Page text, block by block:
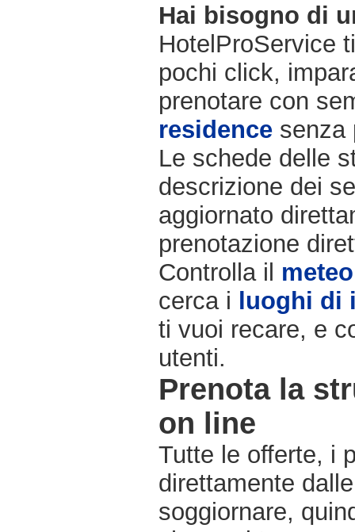
Hai bisogno di
HotelProService
pochi click,
prenotare con
residence senza
Le schede delle
descrizione dei
aggiornato
prenotazione
Controlla il meteo
cerca i luoghi di
ti vuoi recare, e
utenti.
Prenota la
on line
Tutte le offerte, i
direttamente
soggiornare,